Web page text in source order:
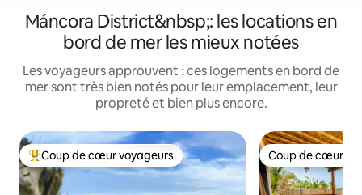
Máncora District&nbsp;: les locations en
bord de mer les mieux notées
Les voyageurs approuvent : ces logements en bord de
mer sont très bien notés pour leur emplacement, leur
propreté et bien plus encore.
Coups de cœur voyageurs les plus appréciés
Coup de cœur voyageurs Coup de cœur
Coup de cœur